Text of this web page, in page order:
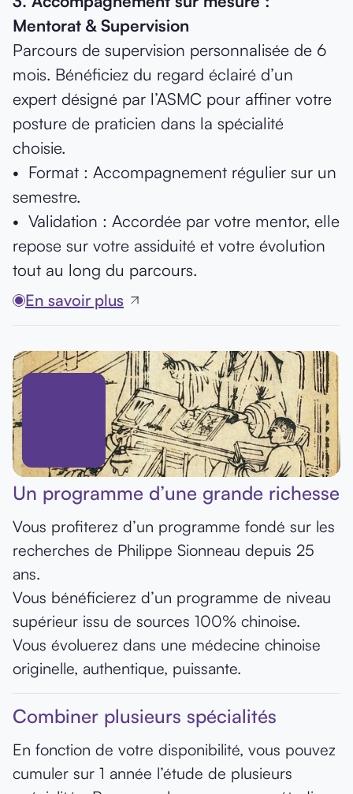
Mentorat & Supervision
Parcours de supervision personnalisée de 6
mois. Bénéficiez du regard éclairé d’un
expert désigné par l’ASMC pour affiner votre
posture de praticien dans la spécialité
choisie.
•⁠ ⁠Format : Accompagnement régulier sur un
semestre.
•⁠ ⁠Validation : Accordée par votre mentor, elle
repose sur votre assiduité et votre évolution
tout au long du parcours.
En savoir plus
Un programme d’une grande richesse
Vous profiterez d’un programme fondé sur les
recherches de Philippe Sionneau depuis 25
ans.
Vous bénéficierez d’un programme de niveau
supérieur issu de sources 100% chinoise.
Vous évoluerez dans une médecine chinoise
originelle, authentique, puissante.
Combiner plusieurs spécialités
En fonction de votre disponibilité, vous pouvez
cumuler sur 1 année l’étude de plusieurs